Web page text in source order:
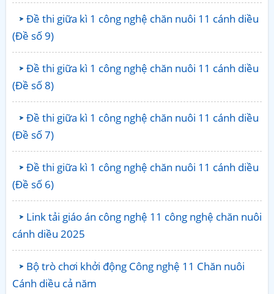
Đề thi giữa kì 1 công nghệ chăn nuôi 11 cánh diều
(Đề số 9)
Đề thi giữa kì 1 công nghệ chăn nuôi 11 cánh diều
(Đề số 8)
Đề thi giữa kì 1 công nghệ chăn nuôi 11 cánh diều
(Đề số 7)
Đề thi giữa kì 1 công nghệ chăn nuôi 11 cánh diều
(Đề số 6)
Link tải giáo án công nghệ 11 công nghệ chăn nuôi
cánh diều 2025
Bộ trò chơi khởi động Công nghệ 11 Chăn nuôi
Cánh diều cả năm